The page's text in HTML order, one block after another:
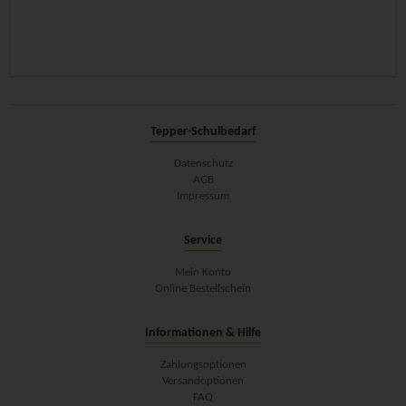
Tepper-Schulbedarf
Datenschutz
AGB
Impressum
Service
Mein Konto
Online Bestellschein
Informationen & Hilfe
Zahlungsoptionen
Versandoptionen
FAQ